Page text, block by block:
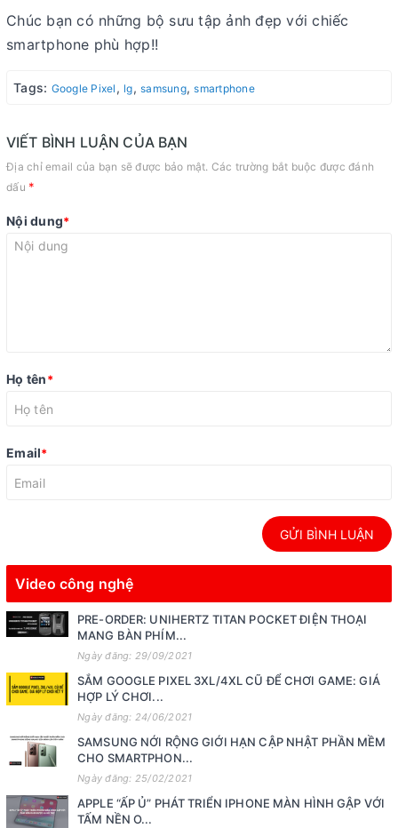
Chúc bạn có những bộ sưu tập ảnh đẹp với chiếc
smartphone phù hợp!!
Tags: Google Pixel , lg, samsung,smartphone
VIẾT BÌNH LUẬN CỦA BẠN
Địa chỉ email của bạn sẽ được bảo mật. Các trường bắt buộc được đánh
dấu *
Nội dung*
Họ tên*
Email*
GỬI BÌNH LUẬN
Video công nghệ
PRE-ORDER: UNIHERTZ TITAN POCKET ĐIỆN THOẠI
MANG BÀN PHÍM...
Ngày đăng: 29/09/2021
SẮM GOOGLE PIXEL 3XL/4XL CŨ ĐỂ CHƠI GAME: GIÁ
HỢP LÝ CHƠI...
Ngày đăng: 24/06/2021
SAMSUNG NỚI RỘNG GIỚI HẠN CẬP NHẬT PHẦN MỀM
CHO SMARTPHON...
Ngày đăng: 25/02/2021
APPLE “ẤP Ủ” PHÁT TRIỂN IPHONE MÀN HÌNH GẬP VỚI
TẤM NỀN O...